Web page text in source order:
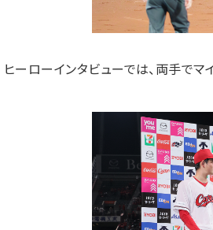
ヒーローインタビューでは、両手でマ